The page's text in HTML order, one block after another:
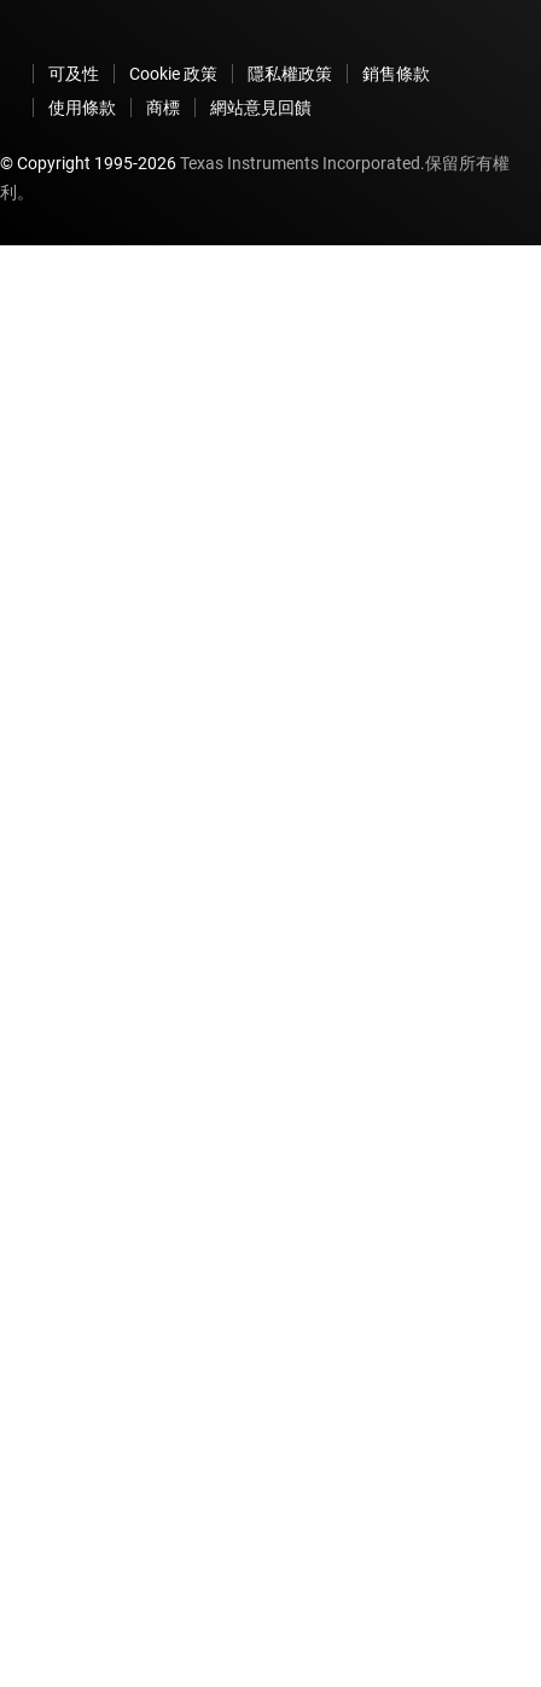
可及性 Cookie 政策 隱私權政策
銷售條款
使用條款
商標 網站意見回饋
© Copyright 1995-2026Texas Instruments Incorporated.保留所有權
利。